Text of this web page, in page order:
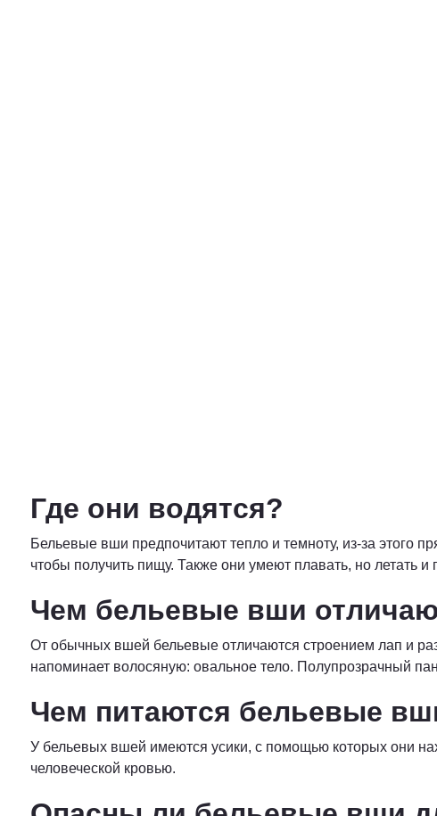
Где они водятся?
Бельевые вши предпочитают тепло и темноту, из-за этого
чтобы получить пищу. Также они умеют плавать, но летать и
Чем бельевые вши
От обычных вшей бельевые отличаются строением лап и
напоминает волосяную: овальное тело. Полупрозрачный
Чем питаются бельевые
У бельевых вшей имеются усики, с помощью которых они
человеческой кровью.